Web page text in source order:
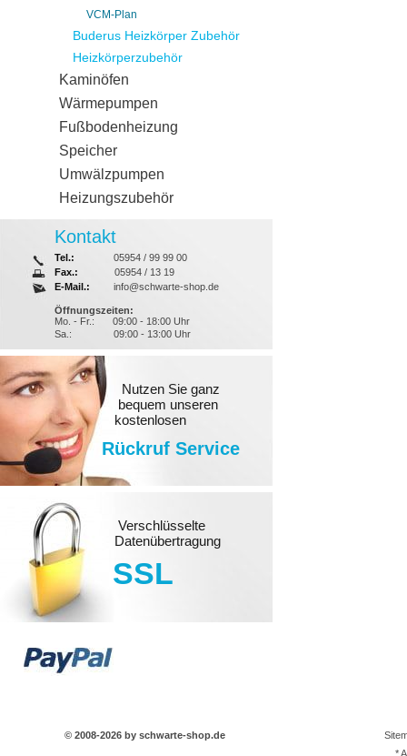
VCM-Plan
Buderus Heizkörper Zubehör
Heizkörperzubehör
Kaminöfen
Wärmepumpen
Fußbodenheizung
Speicher
Umwälzpumpen
Heizungszubehör
Kontakt
Tel.:
05954 / 99 99 00
Fax.:
05954 / 13 19
E-Mail.:
info@schwarte-shop.de
Öffnungszeiten:
Mo. - Fr.:
09:00 - 18:00 Uhr
Sa.:
09:00 - 13:00 Uhr
Nutzen Sie ganz
bequem unseren
kostenlosen
Rückruf Service
Verschlüsselte
Datenübertragung
SSL
© 2008-2026 by schwarte-shop.de
*